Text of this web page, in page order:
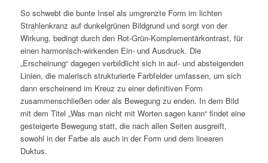
So schwebt die bunte Insel als umgrenzte Form im lichten
Strahlenkranz auf dunkelgrünen Bildgrund und sorgt von der
Wirkung, bedingt durch den Rot-Grün-Komplementärkontrast, für
einen harmonisch-wirkenden Ein- und Ausdruck. Die
„Erscheinung“ dagegen verbildlicht sich in auf- und absteigenden
Linien, die malerisch strukturierte Farbfelder umfassen, um sich
dann erscheinend im Kreuz zu einer definitiven Form
zusammenschließen oder als Bewegung zu enden. In dem Bild
mit dem Titel „Was man nicht mit Worten sagen kann“ findet eine
gesteigerte Bewegung statt, die nach allen Seiten ausgreift,
sowohl in der Farbe als auch in der Form und dem linearen
Duktus.